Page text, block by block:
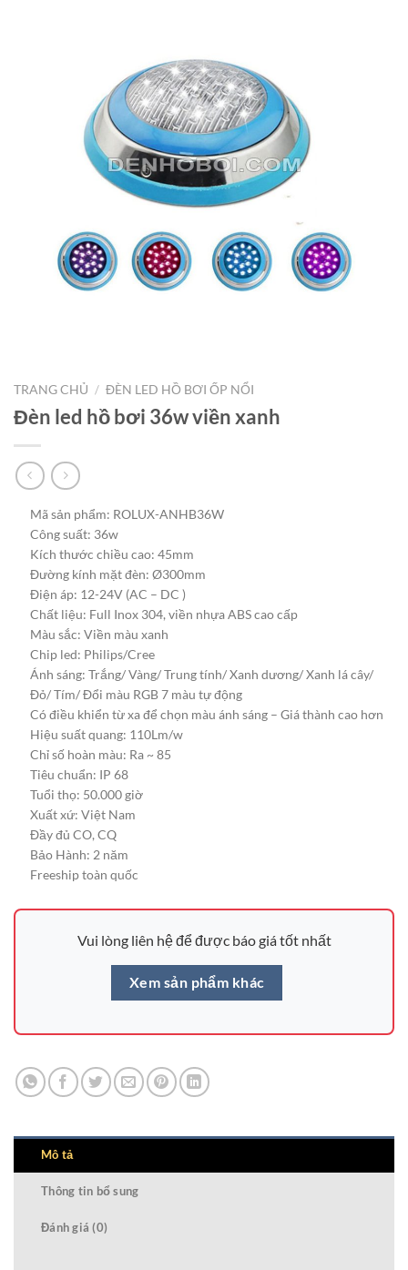
TRANG CHỦ / ĐÈN LED HỒ BƠI ỐP NỔI
Đèn led hồ bơi 36w viền xanh
Mã sản phẩm: ROLUX-ANHB36W
Công suất: 36w
Kích thước chiều cao: 45mm
Đường kính mặt đèn: Ø300mm
Điện áp: 12-24V (AC – DC )
Chất liệu: Full Inox 304, viền nhựa ABS cao cấp
Màu sắc: Viền màu xanh
Chip led: Philips/Cree
Ánh sáng: Trắng/ Vàng/ Trung tính/ Xanh dương/ Xanh lá cây/
Đỏ/ Tím/ Đổi màu RGB 7 màu tự động
Có điều khiển từ xa để chọn màu ánh sáng – Giá thành cao hơn
Hiệu suất quang: 110Lm/w
Chỉ số hoàn màu: Ra ~ 85
Tiêu chuẩn: IP 68
Tuổi thọ: 50.000 giờ
Xuất xứ: Việt Nam
Đầy đủ CO, CQ
Bảo Hành: 2 năm
Freeship toàn quốc
Vui lòng liên hệ để được báo giá tốt nhất
Xem sản phẩm khác
Mô tả
Thông tin bổ sung
Đánh giá (0)